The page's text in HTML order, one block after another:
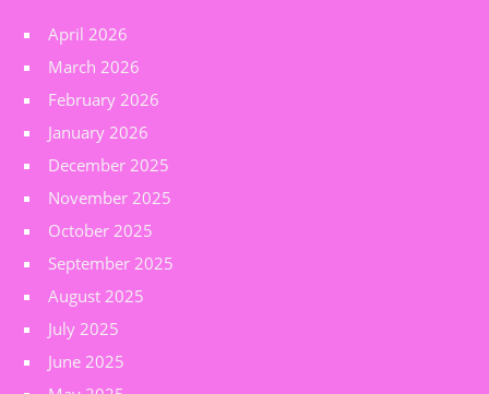
April 2026
March 2026
February 2026
January 2026
December 2025
November 2025
October 2025
September 2025
August 2025
July 2025
June 2025